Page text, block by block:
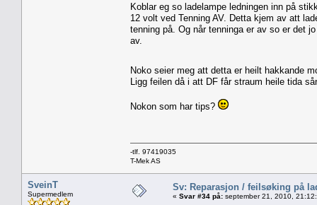
Koblar eg so ladelampe ledningen inn på
12 volt ved Tenning AV. Detta kjem av att
tenning på. Og når tenninga er av so er det
av.
Noko seier meg att detta er heilt hakkande
Ligg feilen då i att DF får straum heile tida
Nokon som har tips?
-tlf. 97419035
T-Mek AS
SveinT
Supermedlem
Sv: Reparasjon / feilsøking på
« Svar #34 på: september 21, 2010,